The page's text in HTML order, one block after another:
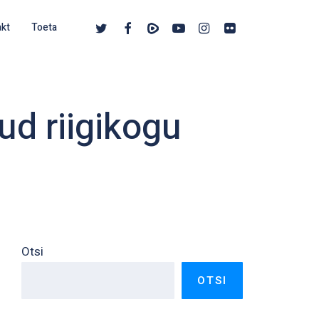
Toeta twitter facebook
vimeo youtubeinstagram
flickr
riigikogu
Otsi
OTSI